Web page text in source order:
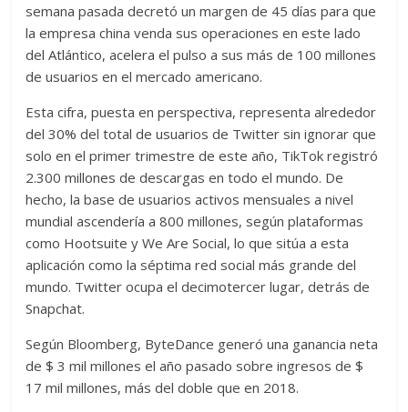
semana pasada decretó un margen de 45 días para que
la empresa china venda sus operaciones en este lado
del Atlántico, acelera el pulso a sus más de 100 millones
de usuarios en el mercado americano.
Esta cifra, puesta en perspectiva, representa alrededor
del 30% del total de usuarios de Twitter sin ignorar que
solo en el primer trimestre de este año, TikTok registró
2.300 millones de descargas en todo el mundo. De
hecho, la base de usuarios activos mensuales a nivel
mundial ascendería a 800 millones, según plataformas
como Hootsuite y We Are Social, lo que sitúa a esta
aplicación como la séptima red social más grande del
mundo. Twitter ocupa el decimotercer lugar, detrás de
Snapchat.
Según Bloomberg, ByteDance generó una ganancia neta
de $ 3 mil millones el año pasado sobre ingresos de $
17 mil millones, más del doble que en 2018.